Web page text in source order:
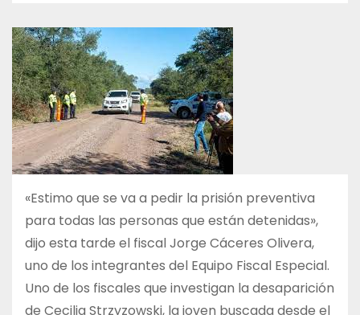
«Estimo que se va a pedir la prisión preventiva
para todas las personas que están detenidas»,
dijo esta tarde el fiscal Jorge Cáceres Olivera,
uno de los integrantes del Equipo Fiscal Especial.
Uno de los fiscales que investigan la desaparición
de Cecilia Strzyzowski, la joven buscada desde el